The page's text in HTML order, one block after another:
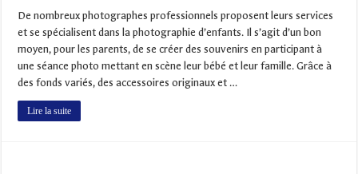
De nombreux photographes professionnels proposent leurs services
et se spécialisent dans la photographie d’enfants. Il s’agit d’un bon
moyen, pour les parents, de se créer des souvenirs en participant à
une séance photo mettant en scène leur bébé et leur famille. Grâce à
des fonds variés, des accessoires originaux et …
Lire la suite